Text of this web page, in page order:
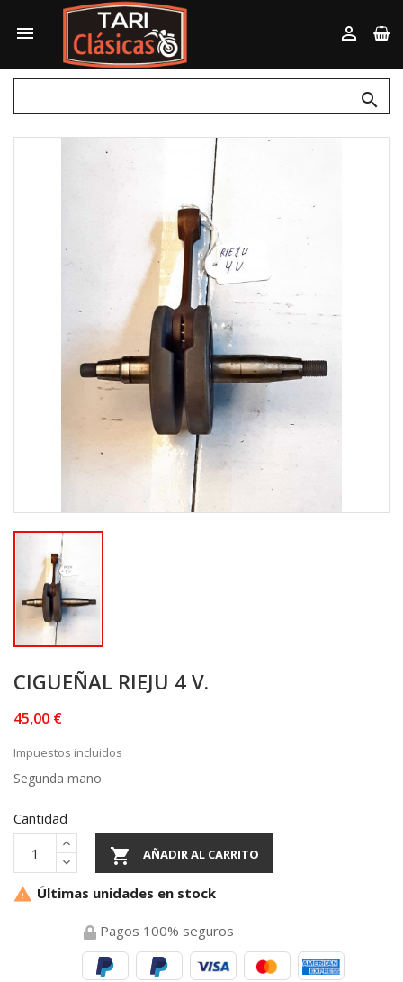
 

CIGUEÑAL RIEJU 4 V.
45,00 €
Impuestos incluidos
Segunda mano.
Cantidad
 AÑADIR AL CARRITO
 Últimas unidades en stock
Pagos 100% seguros